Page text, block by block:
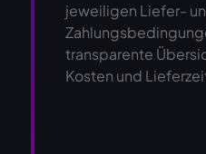
jeweiligen Liefer-
transparente
Kosten und